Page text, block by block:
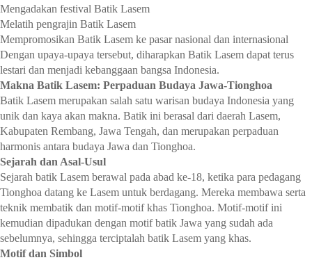
Mengadakan festival Batik Lasem
Melatih pengrajin Batik Lasem
Mempromosikan Batik Lasem ke pasar nasional dan internasional
Dengan upaya-upaya tersebut, diharapkan Batik Lasem dapat terus
lestari dan menjadi kebanggaan bangsa Indonesia.
Makna Batik Lasem: Perpaduan Budaya Jawa-Tionghoa
Batik Lasem merupakan salah satu warisan budaya Indonesia yang
unik dan kaya akan makna. Batik ini berasal dari daerah Lasem,
Kabupaten Rembang, Jawa Tengah, dan merupakan perpaduan
harmonis antara budaya Jawa dan Tionghoa.
Sejarah dan Asal-Usul
Sejarah batik Lasem berawal pada abad ke-18, ketika para pedagang
Tionghoa datang ke Lasem untuk berdagang. Mereka membawa serta
teknik membatik dan motif-motif khas Tionghoa. Motif-motif ini
kemudian dipadukan dengan motif batik Jawa yang sudah ada
sebelumnya, sehingga terciptalah batik Lasem yang khas.
Motif dan Simbol